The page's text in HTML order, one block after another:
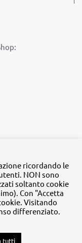
| MyFpm è un
Magnani
YouTube
ricordando le
NON sono
soltanto cookie
Con "Accetta
Visitando
differenziato.
tutti